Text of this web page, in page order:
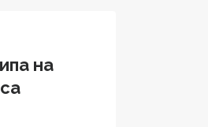
на